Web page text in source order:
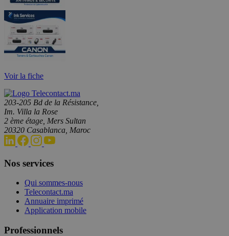
Voir la fiche
203-205 Bd de la Résistance,
Im. Villa la Rose
2 ème étage, Mers Sultan
20320 Casablanca, Maroc
Nos services
Qui sommes-nous
Telecontact.ma
Annuaire imprimé
Application mobile
Professionnels